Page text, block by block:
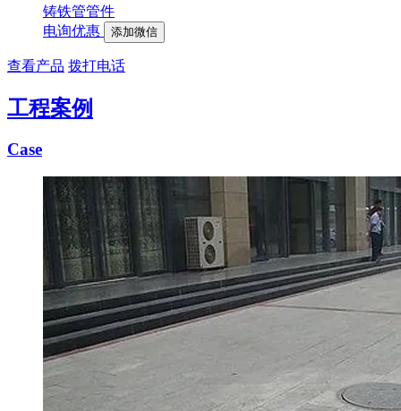
铸铁管管件
电询优惠
添加微信
查看产品 拨打电话
工程案例
Case